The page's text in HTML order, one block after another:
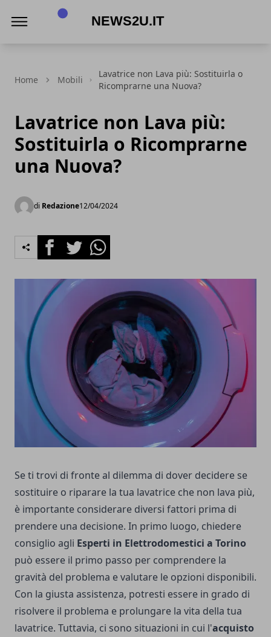
Home Mobili
Lavatrice non Lava più: Sostituirla o
Ricomprarne una Nuova?
Lavatrice non Lava più:
Sostituirla o Ricomprarne
una Nuova?
di Redazione12/04/2024
FacebookTwitterWhatsapp
Se ti trovi di fronte al dilemma di dover decidere se
sostituire o riparare la tua lavatrice che non lava più,
è importante considerare diversi fattori prima di
prendere una decisione. In primo luogo, chiedere
consiglio agli Esperti in Elettrodomestici a Torino
può essere il primo passo per comprendere la
gravità del problema e valutare le opzioni disponibili.
Con la giusta assistenza, potresti essere in grado di
risolvere il problema e prolungare la vita della tua
lavatrice. Tuttavia, ci sono situazioni in cui l'acquisto